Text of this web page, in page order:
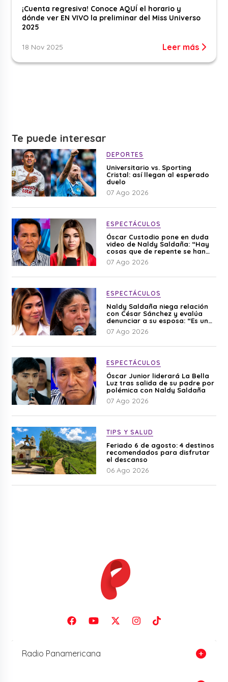
¡Cuenta regresiva! Conoce AQUÍ el horario y
dónde ver EN VIVO la preliminar del Miss Universo
2025
18 Nov 2025 Leer más
Te puede interesar
DEPORTES
Universitario vs. Sporting
Cristal: así llegan al esperado
duelo
07 Ago 2026
ESPECTÁCULOS
Óscar Custodio pone en duda
video de Naldy Saldaña: “Hay
cosas que de repente se han
editado”
07 Ago 2026
ESPECTÁCULOS
Naldy Saldaña niega relación
con César Sánchez y evalúa
denunciar a su esposa: “Es una
difamación”
07 Ago 2026
ESPECTÁCULOS
Óscar Junior liderará La Bella
Luz tras salida de su padre por
polémica con Naldy Saldaña
07 Ago 2026
TIPS Y SALUD
Feriado 6 de agosto: 4 destinos
recomendados para disfrutar
el descanso
06 Ago 2026
Radio Panamericana